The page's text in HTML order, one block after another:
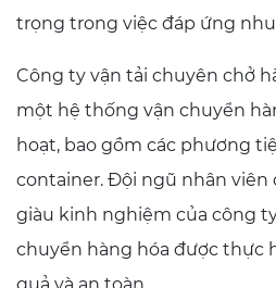
trọng trong việc đáp ứng nhu
Công ty vận tải chuyên chở
một hệ thống vận chuyển
hoạt, bao gồm các phương
container. Đội ngũ nhân viên
giàu kinh nghiệm của công
chuyển hàng hóa được thực